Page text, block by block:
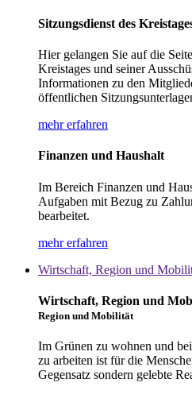
Sitzungsdienst des
Hier gelangen Sie auf die
Kreistages und seiner
Informationen zu den
öffentlichen
mehr erfahren
Finanzen und Haushalt
Im Bereich Finanzen und
Aufgaben mit Bezug zu
bearbeitet.
mehr erfahren
Wirtschaft, Region und
Wirtschaft, Region und
Region und Mobilität
Im Grünen zu wohnen und
zu arbeiten ist für die
Gegensatz sondern gelebte